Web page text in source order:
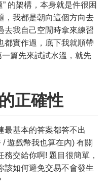
的架構，本身就是件很困
，我都是朝向這個方向去
去我自己空閒時拿來練習
都實作過，底下我就順帶
篇先來試試水溫，就先
正確性
最基本的答案都答不出
遊戲幣我也算在內) 有關
交給你啊! 題目很簡單，
該如何避免交易不會發生